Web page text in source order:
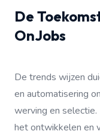
De
OnJobs
De trends wijzen
en automatisering
werving en selectie.
het ontwikkelen en